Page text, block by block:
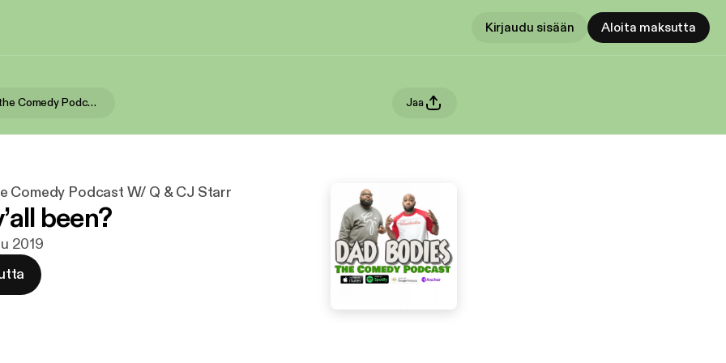
Kirjaudu sisään Aloita maksutta
Dad Bodies the Comedy Podcast W/ Q & CJ Starr Jaa
Comedy Podcast W/ Q & CJ Starr
been?
2019